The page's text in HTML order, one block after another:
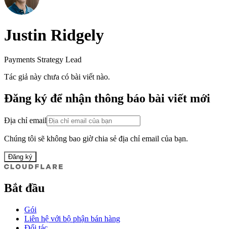
Justin Ridgely
Payments Strategy Lead
Tác giả này chưa có bài viết nào.
Đăng ký để nhận thông báo bài viết mới
Địa chỉ email
Chúng tôi sẽ không bao giờ chia sẻ địa chỉ email của bạn.
Đăng ký
Bắt đầu
Gói
Liên hệ với bộ phận bán hàng